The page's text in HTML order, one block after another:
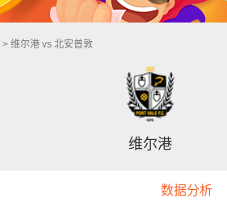
> 维尔港 vs 北安普敦
维尔港
数据分析